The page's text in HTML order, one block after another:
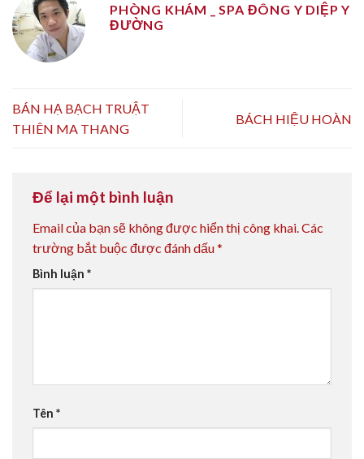
PHÒNG KHÁM _ SPA ĐÔNG Y DIỆP Y
ĐƯỜNG
BÁN HẠ BẠCH TRUẬT
THIÊN MA THANG
BÁCH HIỆU HOÀN
Để lại một bình luận
Email của bạn sẽ không được hiển thị công khai.Các
trường bắt buộc được đánh dấu*
Bình luận *
Tên *